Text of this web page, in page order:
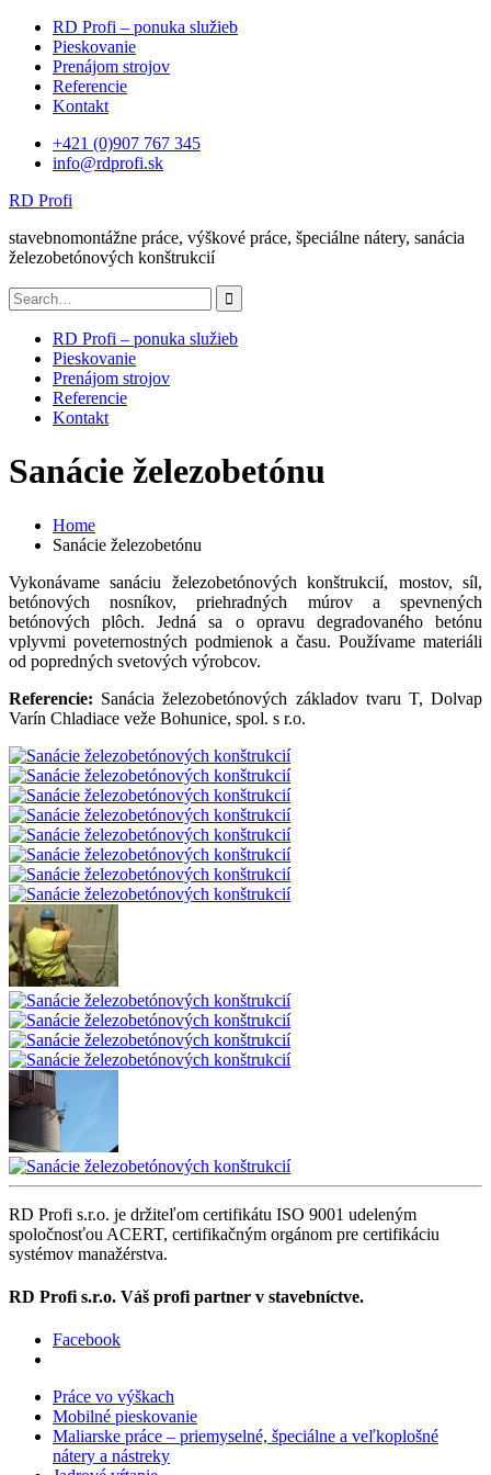
Skip
content
RD Profi – ponuka služieb
Pieskovanie
Prenájom strojov
Referencie
Kontakt
+421 (0)907 767 345
info@rdprofi.sk
RD Profi
stavebnomontážne práce, výškové práce, špeciálne nátery, sanácia
železobetónových konštrukcií
Search
for:
RD Profi – ponuka služieb
Pieskovanie
Prenájom strojov
Referencie
Kontakt
Sanácie železobetónu
Home
Sanácie železobetónu
Vykonávame sanáciu železobetónových konštrukcií, mostov, síl,
betónových nosníkov, priehradných múrov a spevnených
betónových plôch. Jedná sa o opravu degradovaného betónu
vplyvmi poveternostných podmienok a času. Používame materiáli
od popredných svetových výrobcov.
Referencie: Sanácia železobetónových základov tvaru T, Dolvap
Varín Chladiace veže Bohunice, spol. s r.o.
RD Profi s.r.o. je držiteľom certifikátu ISO 9001 udeleným
spoločnosťou ACERT, certifikačným orgánom pre certifikáciu
systémov manažérstva.
RD Profi s.r.o. Váš profi partner v stavebníctve.
Facebook
Práce vo výškach
Mobilné pieskovanie
Maliarske práce – priemyselné, špeciálne a veľkoplošné
nátery a nástreky